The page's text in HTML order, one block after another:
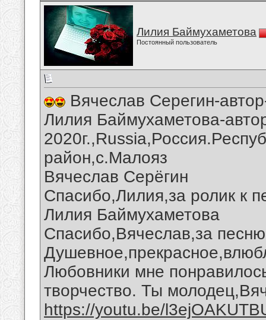
Лилия Баймухаметова
Постоянный пользователь
Вячеслав Серегин-
Лилия Баймухаметова-
район,с.Малояз
Вячеслав Серёгин
Спасибо,Лилия,за ролик к
Лилия Баймухаметова
Спасибо,Вячеслав,за
Любовники мне
творчество. Ты
https://youtu.be/